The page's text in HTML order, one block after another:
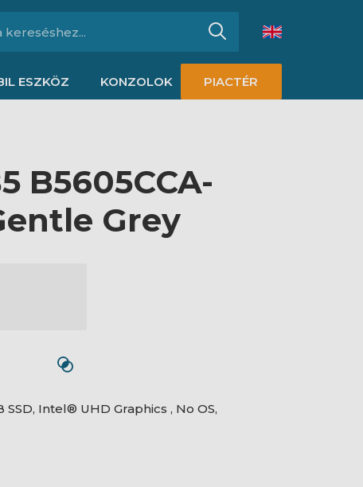
ESZKÖZ KONZOLOK PIACTÉR
B5605CCA-
Grey
Intel® UHD Graphics , No OS,